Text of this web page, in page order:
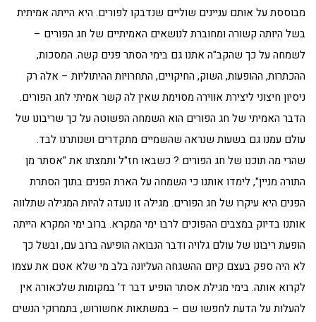
מבוססת על אותם עניינים שוליים שנדבקו לפורים. היא הייתה אמיתית
בשל היותה קשורה ומחוברת לנושאים האמיתיים של חג הפורים –
לשמחה על כך שהקב"ה אתנו גם בימי הסתר פנים קשה. המסכות,
ההכתרות, ההופעות, השוק, החיקויים, התחרויות ההיתוליות – אלה רק
ניסיון חיצוני ליצירת אווירה מסוימת שאין לה קשר אמיתי לחג הפורים.
הדבר האמיתי של חג הפורים הוא השמחה הפשוטה על כך שריבונו של
עולם עמנו גם בשעות שנראה שהשמיים מתקדרים ושנותרנו לבד.
שהרי מה תוכנו של חג הפורים ? כשבאו חז"ל ותמצתו את "אסתר מן
התורה מניין", לימדו אותנו כי השמחה על הארת הפנים בתוך הסתרת
הפנים היא עיקרו של חג הפורים. מגילה זו נועדה להיות המגילה שתלווה
אותנו בדיוק במצבים ההפוכים לרבו ימי המקרא. ברוב ימי המקרא הייתה
הופעת ריבונו של עולם גלויה ודבר הנבואה הופיעה ברוב עם, ובשל כך
לא היה ספק בעצם קיום ההשגחה העליונה בלב מי שלא אטם את עצמו
לקרוא אותה. בימי מגילת אסתר הופיע דבר ד' במקומות שלכאורה אין
להעלות על הדעת לחפשו שם – במשתאות אחשורוש, בתמרוקי הנשים